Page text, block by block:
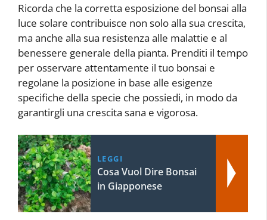
Ricorda che la corretta esposizione del bonsai alla
luce solare contribuisce non solo alla sua crescita,
ma anche alla sua resistenza alle malattie e al
benessere generale della pianta. Prenditi il tempo
per osservare attentamente il tuo bonsai e
regolane la posizione in base alle esigenze
specifiche della specie che possiedi, in modo da
garantirgli una crescita sana e vigorosa.
LEGGI
Cosa Vuol Dire Bonsai
in Giapponese